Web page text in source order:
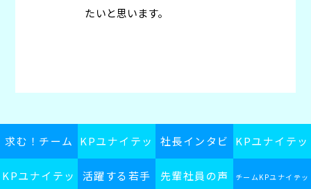
たいと思います。
求む！チーム
KPユナイテッ
KPユナイテッ
ドグループス
社長インタビ
ュー
KPユナイテッ
ドグループの
KPユナイテッ 活躍する若手 先輩社員の声 チームKPユナイテッ